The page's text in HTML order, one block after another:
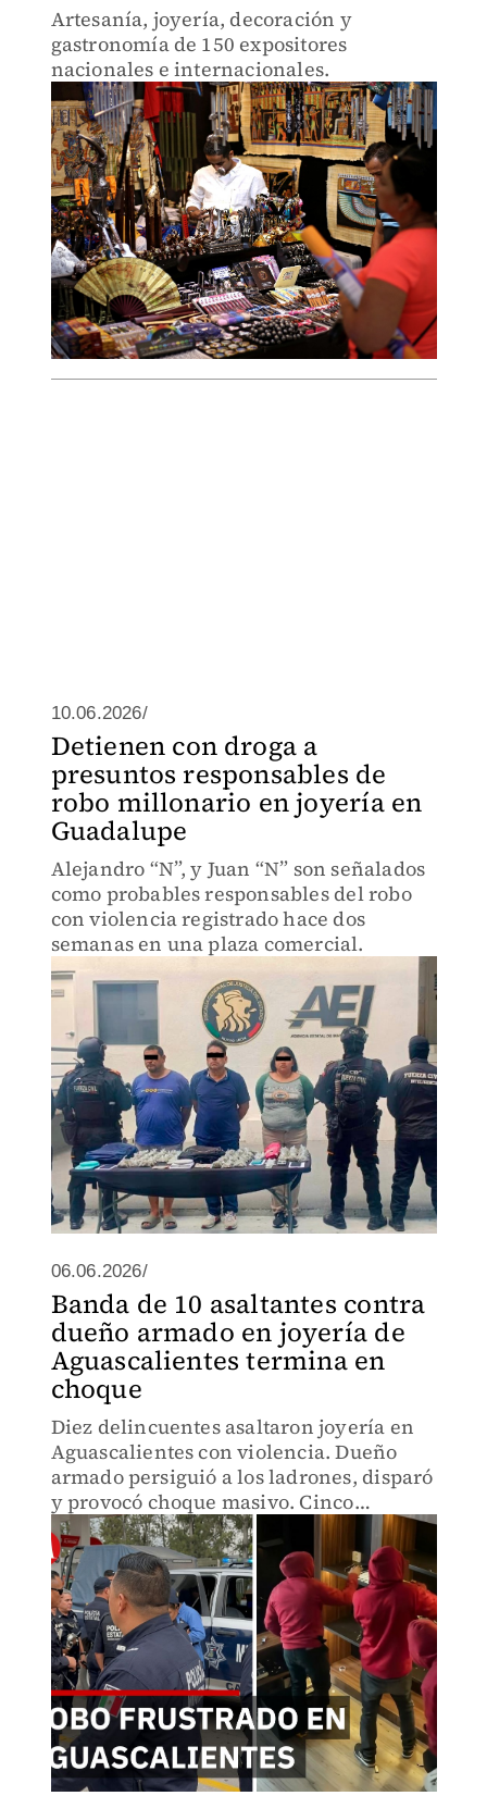
Artesanía, joyería, decoración y
gastronomía de 150 expositores
nacionales e internacionales.
10.06.2026/
Detienen con droga a
presuntos responsables de
robo millonario en joyería en
Guadalupe
Alejandro “N”, y Juan “N” son señalados
como probables responsables del robo
con violencia registrado hace dos
semanas en una plaza comercial.
06.06.2026/
Banda de 10 asaltantes contra
dueño armado en joyería de
Aguascalientes termina en
choque
Diez delincuentes asaltaron joyería en
Aguascalientes con violencia. Dueño
armado persiguió a los ladrones, disparó
y provocó choque masivo. Cinco
detenidos, pero la banda sigue
incompleta. Operativo en curso.